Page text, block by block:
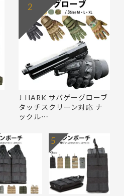
J-HARK サバゲーグローブ
タッチスクリーン対応 ナ
ックル…
2
5